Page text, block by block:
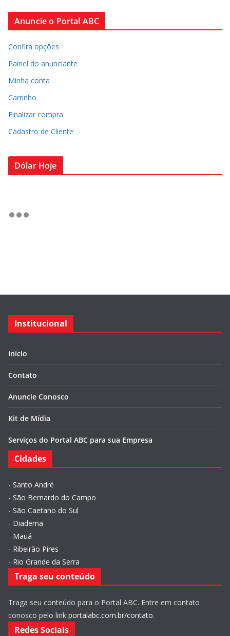
Anuncie o Portal ABC
Confira opções
Painel do anunciante
Minha conta
Carrinho
Finalizar compra
Cadastro de Cliente
Dólar Hoje
Institucional
Início
Contato
Anuncie Conosco
Kit de Mídia
Serviços do Portal ABC para sua Empresa
Cidades
- Santo André
- São Bernardo do Campo
- São Caetano do Sul
- Diadema
- Mauá
- Ribeirão Pires
- Rio Grande da Serra
Traga seu conteúdo
Traga seu conteúdo para o Portal ABC. Entre em contato
conosco pelo link portalabc.com.br/contato.
Redes Sociais